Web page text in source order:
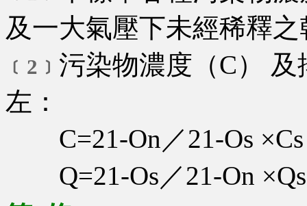
及一大氣壓下未經稀釋
﹝2﹞ 污染物濃度（C）
左：
C=21-On／21-Os ×Cs
Q=21-Os／21-On ×Qs